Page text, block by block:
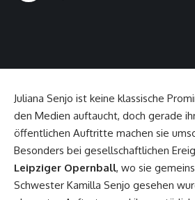
Juliana Senjo ist keine klassische
den Medien auftaucht, doch gerade
öffentlichen Auftritte machen sie
Besonders bei gesellschaftlichen
Leipziger Opernball, wo sie
Schwester Kamilla Senjo gesehen